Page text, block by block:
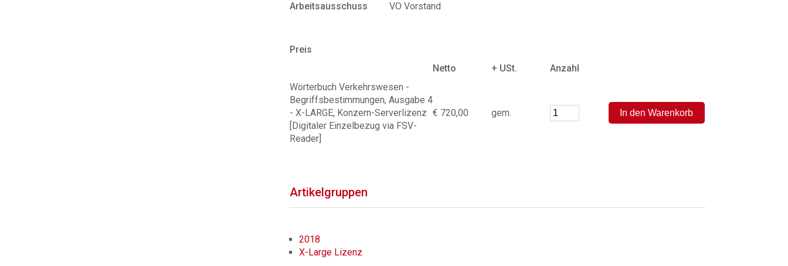
Arbeitsausschuss
VO Vorstand
Preis
Netto
+ USt.
Anzahl
Wörterbuch Verkehrswesen -
Begriffsbestimmungen, Ausgabe 4
- X-LARGE, Konzern-Serverlizenz
[Digitaler Einzelbezug via FSV-
Reader]
€ 720,00 gem.
Artikelgruppen
2018
X-Large Lizenz